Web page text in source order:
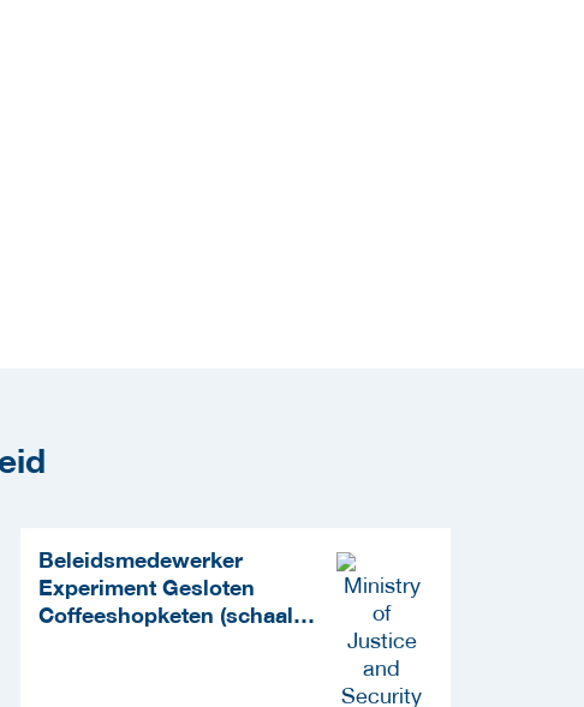
Beleidsmedewerker
Experiment Gesloten
Coffeeshopketen (schaal